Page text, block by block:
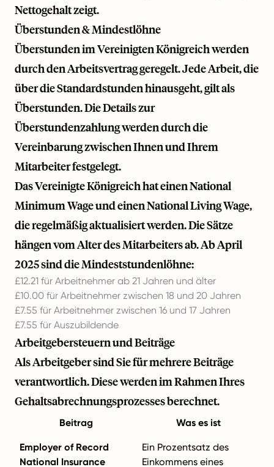
Nettogehalt zeigt.
Überstunden & Mindestlöhne
Überstunden im Vereinigten Königreich werden
durch den Arbeitsvertrag geregelt. Jede Arbeit, die
über die Standardstunden hinausgeht, gilt als
Überstunden. Die Details zur
Überstundenzahlung werden durch die
Vereinbarung zwischen Ihnen und Ihrem
Mitarbeiter festgelegt.
Das Vereinigte Königreich hat einen National
Minimum Wage und einen National Living Wage,
die regelmäßig aktualisiert werden. Die Sätze
hängen vom Alter des Mitarbeiters ab. Ab April
2025 sind die Mindeststundenlöhne:
£12.21 für Arbeitnehmer ab 21 Jahren und älter
£10.00 für Arbeitnehmer zwischen 18 und 20 Jahren
£7.55 für Arbeitnehmer zwischen 16 und 17 Jahren
£7.55 für Auszubildende
Arbeitgebersteuern und Beiträge
Als Arbeitgeber sind Sie für mehrere Beiträge
verantwortlich. Diese werden im Rahmen Ihres
Gehaltsabrechnungsprozesses berechnet.
Beitrag Was es ist
Employer of Record
National Insurance
Ein Prozentsatz des
Einkommens eines